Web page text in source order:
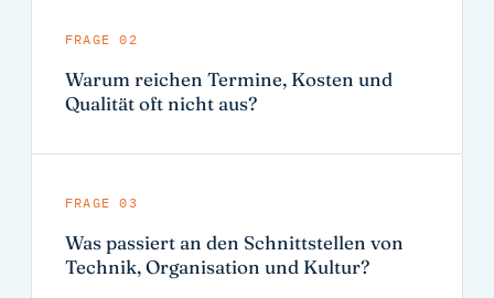
FRAGE 02
Warum reichen Termine, Kosten und
Qualität oft nicht aus?
FRAGE 03
Was passiert an den Schnittstellen von
Technik, Organisation und Kultur?